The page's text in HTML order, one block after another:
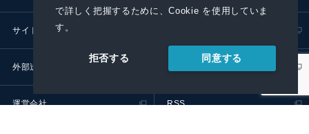
で詳しく把握するために、Cookie を使用していま
す。
拒否する 同意する
サイトポリシー
外部送信ポリシー
運営会社 RSS